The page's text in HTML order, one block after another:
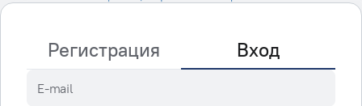
Регистрация Вход
E-mail